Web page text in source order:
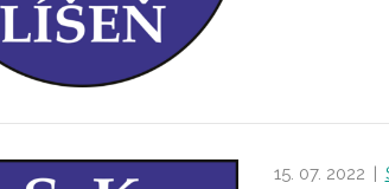
15. 07. 2022 |